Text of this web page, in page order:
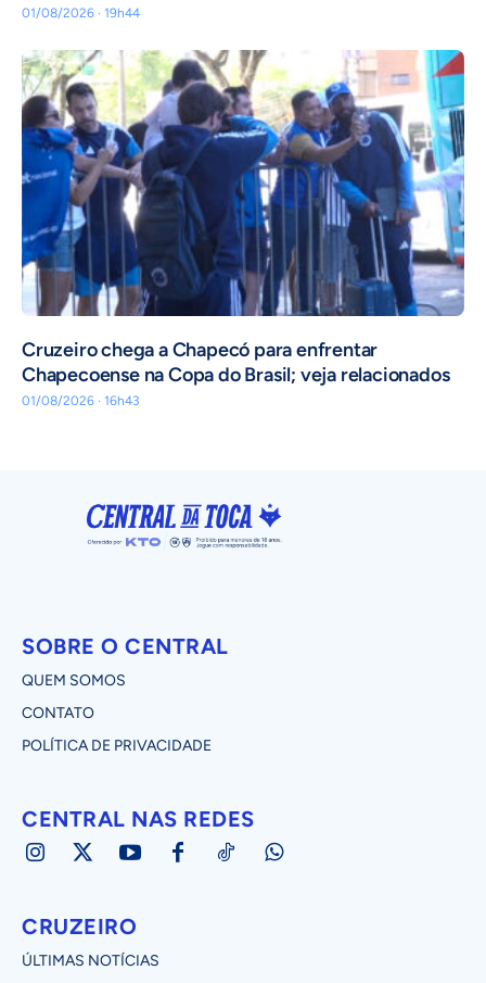
01/08/2026 · 19h44
Cruzeiro chega a Chapecó para enfrentar
Chapecoense na Copa do Brasil; veja relacionados
01/08/2026 · 16h43
SOBRE O CENTRAL
QUEM SOMOS
CONTATO
POLÍTICA DE PRIVACIDADE
CENTRAL NAS REDES
CRUZEIRO
ÚLTIMAS NOTÍCIAS